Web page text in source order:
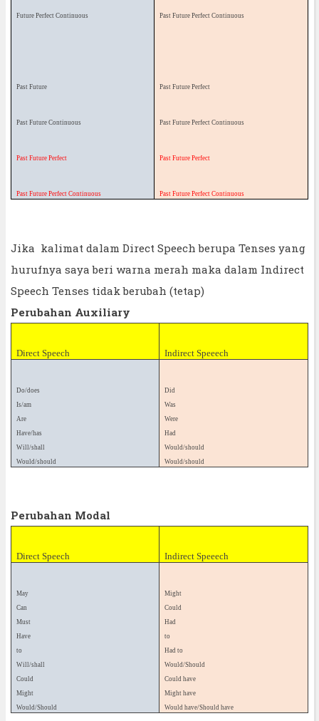
Future Perfect Continuous
Past Future
Past Future Continuous
Past Future Perfect
Past Future Perfect Continuous
Past Future Perfect Continuous
Past Future Perfect
Past Future Perfect Continuous
Past Future Perfect
Past Future Perfect Continuous
Jika kalimat dalam Direct Speech berupa Tenses yang
hurufnya saya beri warna merah maka dalam Indirect
Speech Tenses tidak berubah (tetap)
Perubahan Auxiliary
Direct Speech Indirect Speeech
Do/does
Is/am
Are
Have/has
Will/shall
Would/should
Did
Was
Were
Had
Would/should
Would/should
Perubahan Modal
Direct Speech Indirect Speeech
May
Can
Must
Have
to
Will/shall
Could
Might
Would/Should
Might
Could
Had
to
Had to
Would/Should
Could have
Might have
Would have/Should have